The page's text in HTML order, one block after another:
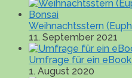
Weihnachtsstern
11. September 2021
Umfrage für ein
1. August 2020